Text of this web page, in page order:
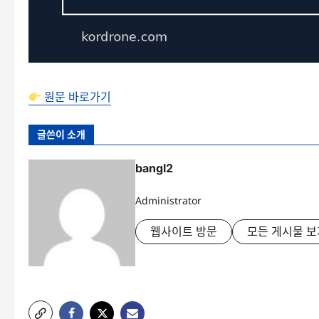
원문 바로가기
글쓴이 소개
bangl2
Administrator
웹사이트 방문 모든 게시물